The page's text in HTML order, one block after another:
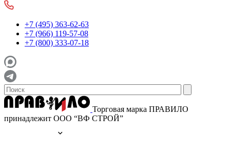
+7 (495) 363-62-63
+7 (966) 119-57-08
+7 (800) 333-07-18
Торговая марка ПРАВИЛО
принадлежит ООО “ВФ СТРОЙ”